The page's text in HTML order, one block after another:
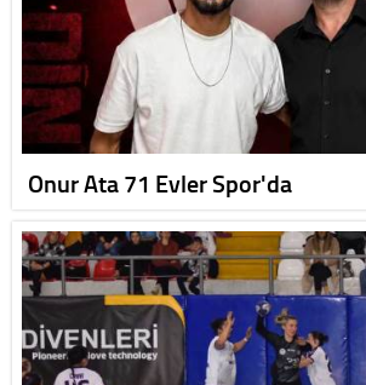
Onur Ata 71 Evler Spor'da